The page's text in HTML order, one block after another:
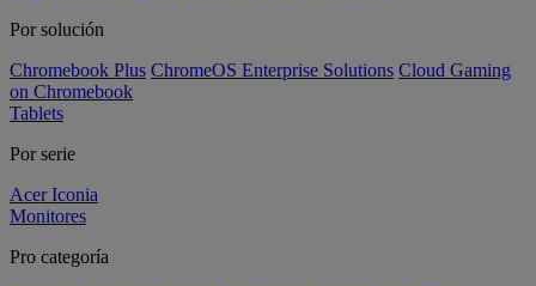
Por solución
Chromebook Plus ChromeOS Enterprise Solutions Cloud Gaming
on Chromebook
Tablets
Por serie
Acer Iconia
Monitores
Pro categoría